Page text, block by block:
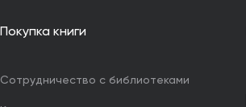
Покупка книги
Сотрудничество с библиотеками